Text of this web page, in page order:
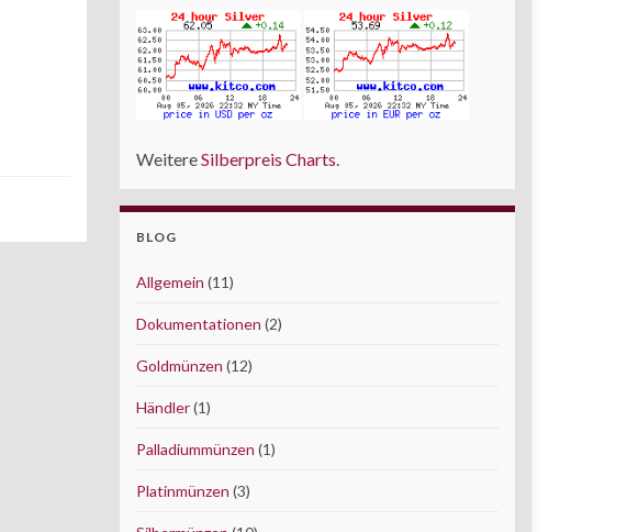
WeitereSilberpreis Charts.
BLOG
Allgemein (11)
Dokumentationen (2)
Goldmünzen (12)
Händler(1)
Palladiummünzen (1)
Platinmünzen (3)